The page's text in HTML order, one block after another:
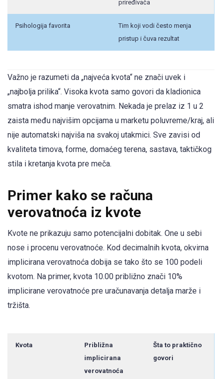
priređivača
Psihologija favorita
Tim koji vodi često menja
pristup i čuva rezultat
Važno je razumeti da „najveća kvota“ ne znači uvek i
„najbolja prilika“. Visoka kvota samo govori da kladionica
smatra ishod manje verovatnim. Nekada je prelaz iz 1 u 2
zaista među najvišim opcijama u marketu poluvreme/kraj, ali
nije automatski najviša na svakoj utakmici. Sve zavisi od
kvaliteta timova, forme, domaćeg terena, sastava, taktičkog
stila i kretanja kvota pre meča.
Primer kako se računa
verovatnoća iz kvote
Kvote ne prikazuju samo potencijalni dobitak. One u sebi
nose i procenu verovatnoće. Kod decimalnih kvota, okvirna
implicirana verovatnoća dobija se tako što se 100 podeli
kvotom. Na primer, kvota 10.00 približno znači 10%
implicirane verovatnoće pre uračunavanja detalja marže i
tržišta.
Kvota
Približna
implicirana
verovatnoća
Šta to praktično
govori